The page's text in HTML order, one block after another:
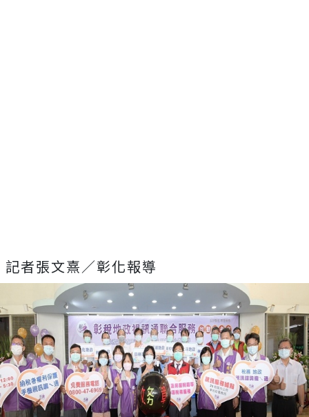
記者張文熹／彰化報導